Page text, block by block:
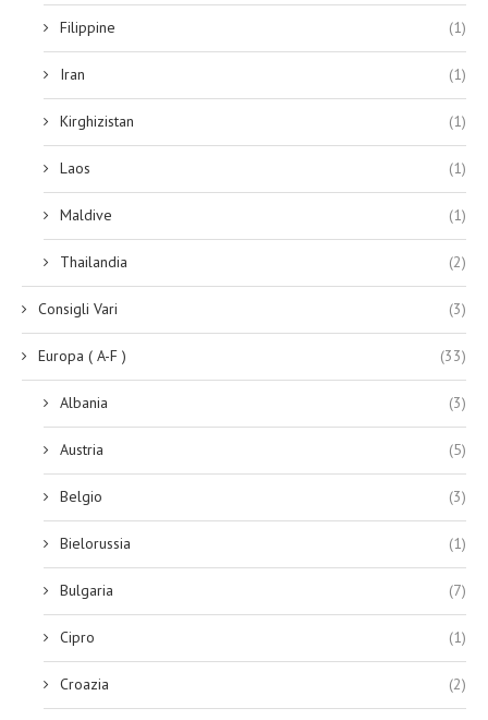
Filippine (1)
Iran (1)
Kirghizistan (1)
Laos (1)
Maldive (1)
Thailandia (2)
Consigli Vari (3)
Europa ( A-F ) (33)
Albania (3)
Austria (5)
Belgio (3)
Bielorussia (1)
Bulgaria (7)
Cipro (1)
Croazia (2)